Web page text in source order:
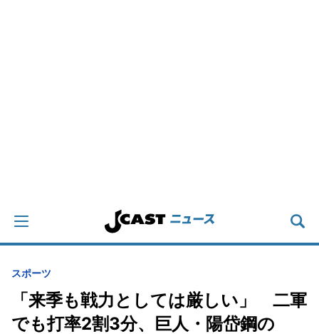
スポーツ
「来季も戦力としては厳しい」 二軍
でも打率2割3分、巨人・陽岱鋼の